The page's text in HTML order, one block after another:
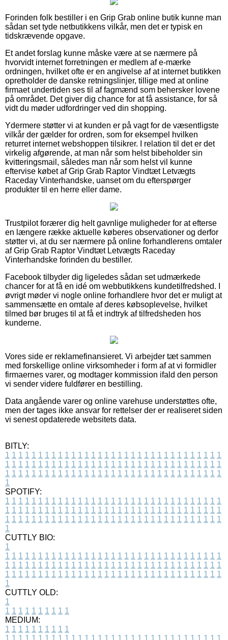
Forinden folk bestiller i en Grip Grab online butik kunne man
sådan set tyde netbutikkens vilkår, men det er typisk en
tidskrævende opgave.
Et andet forslag kunne måske være at se nærmere på
hvorvidt internet forretningen er medlem af e-mærke
ordningen, hvilket ofte er en angivelse af at internet butikken
opretholder de danske retningslinjer, tillige med at online
firmaet undertiden ses til af fagmænd som behersker lovene
på området. Det giver dig chance for at få assistance, for så
vidt du møder udfordringer ved din shopping.
Ydermere støtter vi at kunden er på vagt for de væsentligste
vilkår der gælder for ordren, som for eksempel hvilken
returret internet webshoppen tilsikrer. I relation til det er det
virkelig afgørende, at man når som helst bibeholder sin
kvitteringsmail, således man når som helst vil kunne
eftervise købet af Grip Grab Raptor Vindtæt Letvægts
Raceday Vinterhandske, uanset om du efterspørger
produkter til en herre eller dame.
Trustpilot forærer dig helt gavnlige muligheder for at efterse
en længere række aktuelle køberes observationer og derfor
støtter vi, at du ser nærmere på online forhandlerens omtaler
af Grip Grab Raptor Vindtæt Letvægts Raceday
Vinterhandske forinden du bestiller.
Facebook tilbyder dig ligeledes sådan set udmærkede
chancer for at få en idé om webbutikkens kundetilfredshed. I
øvrigt møder vi nogle online forhandlere hvor det er muligt at
sammensætte en omtale af deres købsoplevelse, hvilket
tilmed bør bruges til at få et indtryk af tilfredsheden hos
kunderne.
Vores side er reklamefinansieret. Vi arbejder tæt sammen
med forskellige online virksomheder i form af at vi formidler
firmaernes varer, og modtager kommission ifald den person
vi sender videre fuldfører en bestilling.
Data angående varer og online varehuse understøttes ofte,
men der tages ikke ansvar for rettelser der er realiseret siden
vi senest opdaterede websitets data.
BITLY:
1 1 1 1 1 1 1 1 1 1 1 1 1 1 1 1 1 1 1 1 1 1 1 1 1 1 1 1 1 1 1 1 1
1 1 1 1 1 1 1 1 1 1 1 1 1 1 1 1 1 1 1 1 1 1 1 1 1 1 1 1 1 1 1 1 1
1 1 1 1 1 1 1 1 1 1 1 1 1 1 1 1 1 1 1 1 1 1 1 1 1 1 1 1 1 1 1 1 1
1
SPOTIFY:
1 1 1 1 1 1 1 1 1 1 1 1 1 1 1 1 1 1 1 1 1 1 1 1 1 1 1 1 1 1 1 1 1
1 1 1 1 1 1 1 1 1 1 1 1 1 1 1 1 1 1 1 1 1 1 1 1 1 1 1 1 1 1 1 1 1
1 1 1 1 1 1 1 1 1 1 1 1 1 1 1 1 1 1 1 1 1 1 1 1 1 1 1 1 1 1 1 1 1
1
CUTTLY BIO:
1
1 1 1 1 1 1 1 1 1 1 1 1 1 1 1 1 1 1 1 1 1 1 1 1 1 1 1 1 1 1 1 1 1
1 1 1 1 1 1 1 1 1 1 1 1 1 1 1 1 1 1 1 1 1 1 1 1 1 1 1 1 1 1 1 1 1
1 1 1 1 1 1 1 1 1 1 1 1 1 1 1 1 1 1 1 1 1 1 1 1 1 1 1 1 1 1 1 1 1
1
CUTTLY OLD:
1
1 1 1 1 1 1 1 1 1 1
MEDIUM:
1 1 1 1 1 1 1 1 1 1
1 1 1 1 1 1 1 1 1 1 1 1 1 1 1 1 1 1 1 1 1 1 1 1 1 1 1 1 1 1 1 1 1